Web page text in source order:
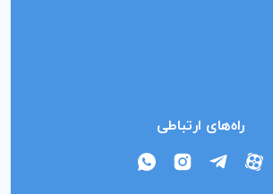
راه‌های ارتباطی